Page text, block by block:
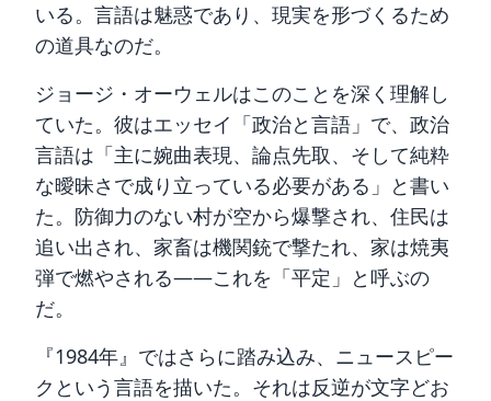
いる。言語は魅惑であり、現実を形づくるため
の道具なのだ。
ジョージ・オーウェルはこのことを深く理解し
ていた。彼はエッセイ「政治と言語」で、政治
言語は「主に婉曲表現、論点先取、そして純粋
な曖昧さで成り立っている必要がある」と書い
た。防御力のない村が空から爆撃され、住民は
追い出され、家畜は機関銃で撃たれ、家は焼夷
弾で燃やされる——これを「平定」と呼ぶの
だ。
『1984年』ではさらに踏み込み、ニュースピー
クという言語を描いた。それは反逆が文字どお